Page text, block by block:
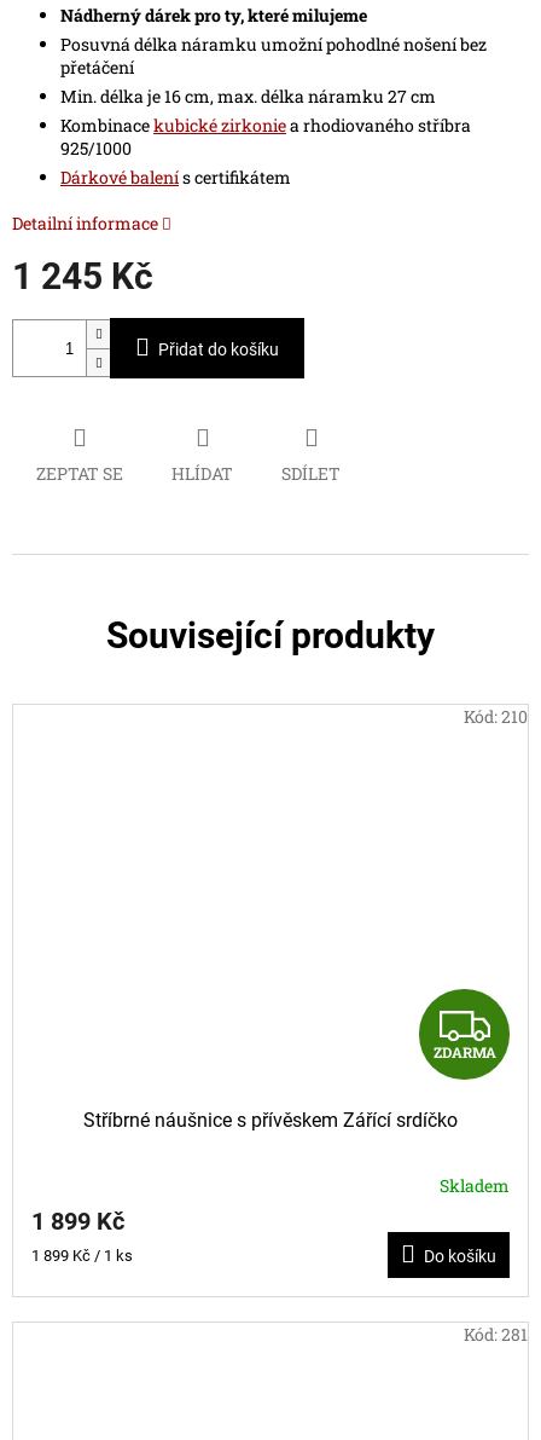
Nádherný dárek pro ty, které milujeme
Posuvná délka náramku umožní pohodlné nošení bez
přetáčení
Min. délka je 16 cm, max. délka náramku 27 cm
Kombinacekubické zirkoniea rhodiovaného stříbra
925/1000
Dárkové balenís certifikátem
Detailní informace
1 245 Kč
Měrná
Přidat do košíku
ZEPTAT SE HLÍDAT SDÍLET
Související produkty
Z
D
R
M
A
ZDARMA
Stříbrné náušnice s přívěskem Zářící srdíčko
Skladem
1 899 Kč
Měrná
1 899 Kč / 1 ks Do košíku
Kód:210
Kód:281